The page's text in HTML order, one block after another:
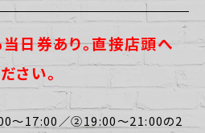
日券あり。直接店頭へ
さい。
～17:00／②19:00～21:00の2